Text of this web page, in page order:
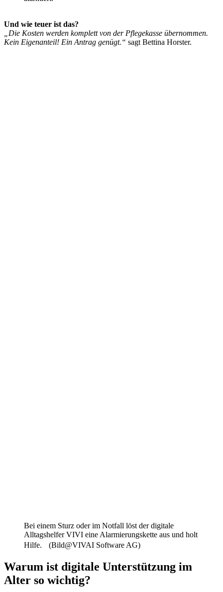
Und wie teuer ist das?
„Die Kosten werden komplett von der Pflegekasse übernommen.
Kein Eigenanteil! Ein Antrag genügt.“ sagt Bettina Horster.
Bei einem Sturz oder im Notfall löst der digitale
Alltagshelfer VIVI eine Alarmierungskette aus und holt
Hilfe. (Bild@VIVAI Software AG)
Warum ist digitale Unterstützung im
Alter so wichtig?